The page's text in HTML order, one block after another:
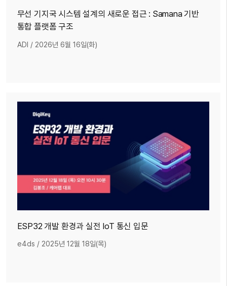
무선 기지국 시스템 설계의 새로운 접근 : Samana 기반
통합 플랫폼 구조
ADI / 2026년 6월 16일(화)
ESP32 개발 환경과 실전 IoT 통신 입문
e4ds / 2025년 12월 18일(목)